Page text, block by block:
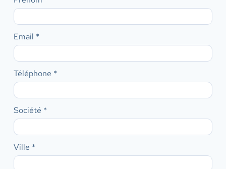
Email *
Téléphone *
Société *
Ville *